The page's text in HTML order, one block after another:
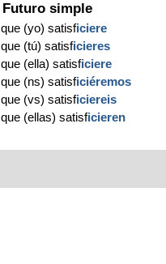
Futuro simple
que (yo) satisficiere
que (tú) satisficieres
que (ella) satisficiere
que (ns) satisficiéremos
que (vs) satisficiereis
que (ellas) satisficieren